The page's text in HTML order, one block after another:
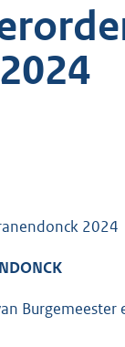
2024